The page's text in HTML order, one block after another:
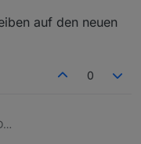
auf den neuen
0